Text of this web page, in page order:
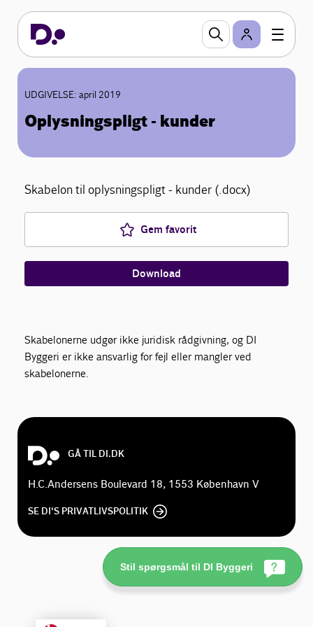
UDGIVELSE: april 2019
Oplysningspligt - kunder
Skabelon til oplysningspligt - kunder (.docx)
Gem favorit
Download
Skabelonerne udgør ikke juridisk rådgivning, og DI
Byggeri er ikke ansvarlig for fejl eller mangler ved
skabelonerne.
GÅ TIL DI.DK
H.C.Andersens Boulevard 18, 1553 København V
SE DI'S PRIVATLIVSPOLITIK
Stil spørgsmål til DI Byggeri